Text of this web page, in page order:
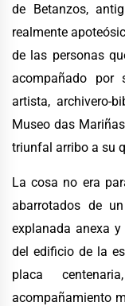
de Betanzos,
realmente
de las personas
acompañado por
artista, archivero-
Museo das
triunfal arribo a su
La cosa no era
abarrotados de
explanada anexa
del edificio de la
placa
acompañamiento